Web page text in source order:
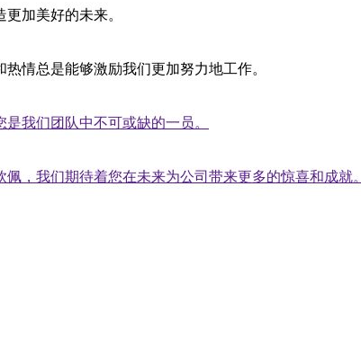
加美好的未来。
情总是能够激励我们更加努力地工作。
我们团队中不可或缺的一员。
，我们期待着您在未来为公司带来更多的惊喜和成就。